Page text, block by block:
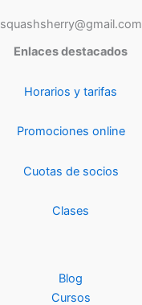
squashsherry@gmail.com
Enlaces destacados
Horarios y tarifas
Promociones online
Cuotas de socios
Clases
Blog
Cursos